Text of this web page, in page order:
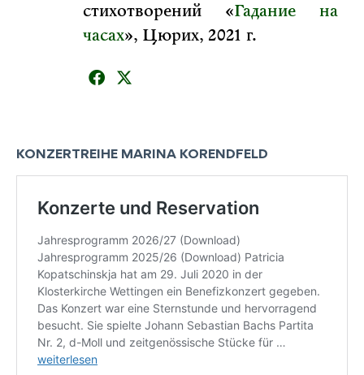
стихотворений «Гадание на
часах», Цюрих, 2021 г.
KONZERTREIHE MARINA KORENDFELD